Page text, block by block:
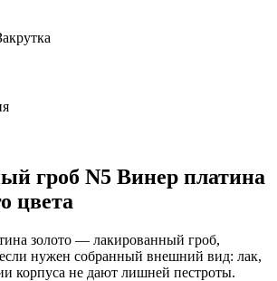
гроб N5 Винер платина
цвета
золото — лакированный гроб,
нужен собранный внешний вид: лак,
корпуса не дают лишней пестроты.